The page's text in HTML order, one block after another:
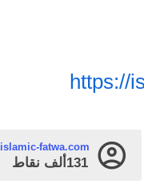
https://
islamic-fatwa.com
131ألف نقاط